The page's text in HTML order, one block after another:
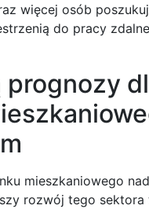
więcej osób
do pracy
prognozy
mieszkaniowego
rozwój tego sektora